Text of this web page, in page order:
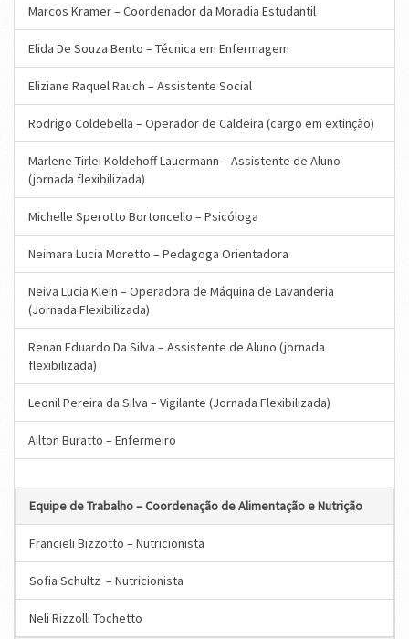
Marcos Kramer – Coordenador da Moradia Estudantil
Elida De Souza Bento – Técnica em Enfermagem
Eliziane Raquel Rauch – Assistente Social
Rodrigo Coldebella – Operador de Caldeira (cargo em extinção)
Marlene Tirlei Koldehoff Lauermann – Assistente de Aluno
(jornada flexibilizada)
Michelle Sperotto Bortoncello – Psicóloga
Neimara Lucia Moretto – Pedagoga Orientadora
Neiva Lucia Klein – Operadora de Máquina de Lavanderia
(Jornada Flexibilizada)
Renan Eduardo Da Silva – Assistente de Aluno (jornada
flexibilizada)
Leonil Pereira da Silva – Vigilante (Jornada Flexibilizada)
Ailton Buratto – Enfermeiro
Equipe de Trabalho – Coordenação de Alimentação e Nutrição
Francieli Bizzotto – Nutricionista
Sofia Schultz – Nutricionista
Neli Rizzolli Tochetto